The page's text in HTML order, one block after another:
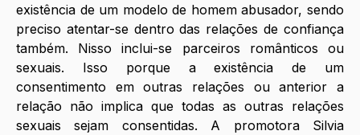
existência de um modelo de homem abusador, sendo
preciso atentar-se dentro das relações de confiança
também. Nisso inclui-se parceiros românticos ou
sexuais. Isso porque a existência de um
consentimento em outras relações ou anterior a
relação não implica que todas as outras relações
sexuais sejam consentidas. A promotora Silvia